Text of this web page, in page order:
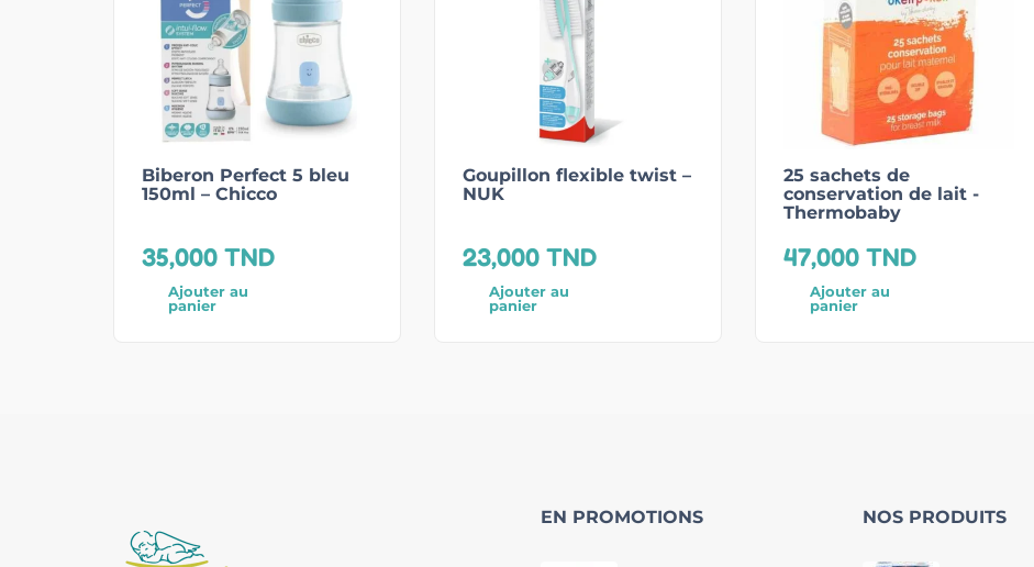
Biberon Perfect 5 bleu
150ml – Chicco
35,000 TND
Ajouter au
panier
Goupillon flexible twist –
NUK
23,000 TND
Ajouter au
panier
25 sachets de
conservation de lait -
Thermobaby
47,000 TND
Ajouter au
panier
EN PROMOTIONS NOS PRODUITS